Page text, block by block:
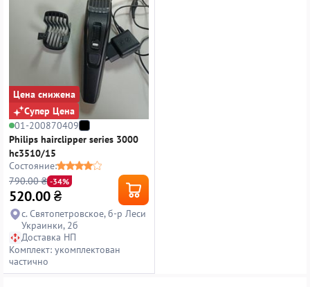
Цена снижена
Супер Цена
01-200870409
Philips hairclipper series 3000
hc3510/15
Состояние:
790.00 ₴ -34%
520.00₴
с. Святопетровское, б-р Леси
Украинки, 2б
Доставка НП
Комплект: укомплектован
частично